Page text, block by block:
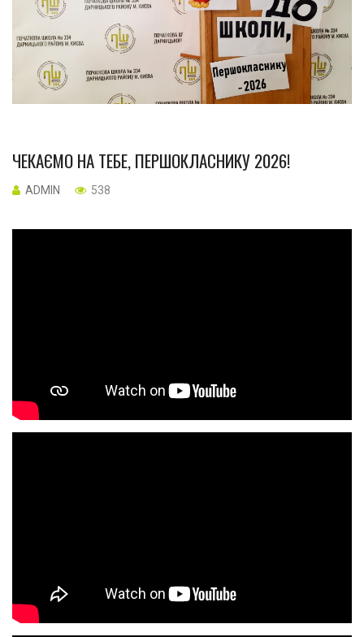
ЧЕКАЄМО НА ТЕБЕ, ПЕРШОКЛАСНИКУ 2026!
ADMIN 538